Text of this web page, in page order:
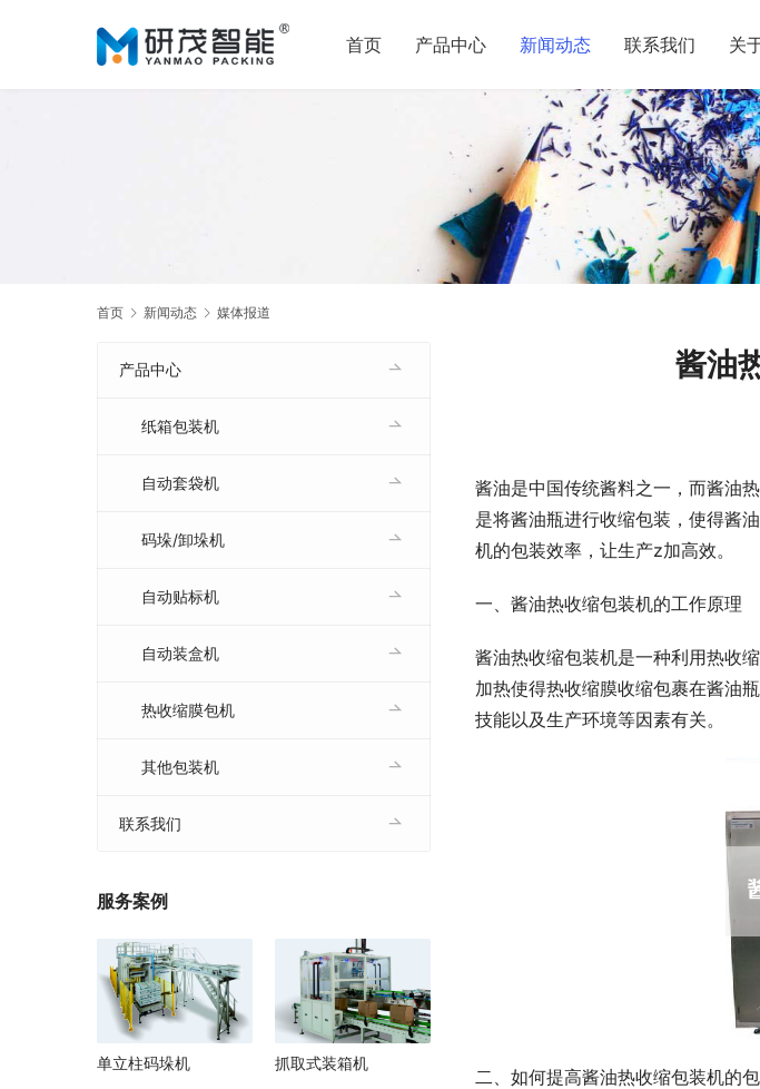
首页 产品中心 新闻动态 联系我们 关
首页 新闻动态 媒体报道
酱油
酱油是中国传统酱料之一，而酱油
是将酱油瓶进行收缩包装，使得酱
机的包装效率，让生产z加高效。
一、酱油热收缩包装机的工作原理
酱油热收缩包装机是一种利用热收
加热使得热收缩膜收缩包裹在酱油
技能以及生产环境等因素有关。
二、如何提高酱油热收缩包装机的
产品中心
纸箱包装机
自动套袋机
码垛/卸垛机
自动贴标机
自动装盒机
热收缩膜包机
其他包装机
联系我们
服务案例
单立柱码垛机 抓取式装箱机